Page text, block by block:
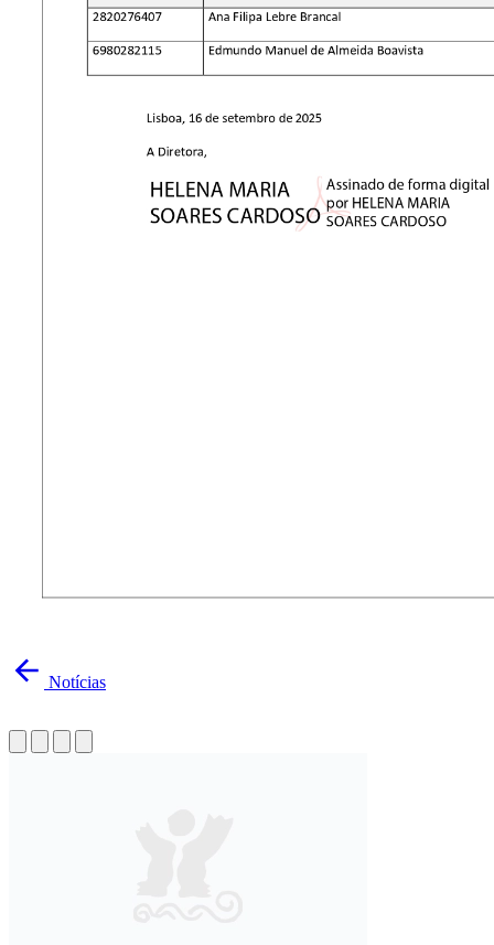
Notícias